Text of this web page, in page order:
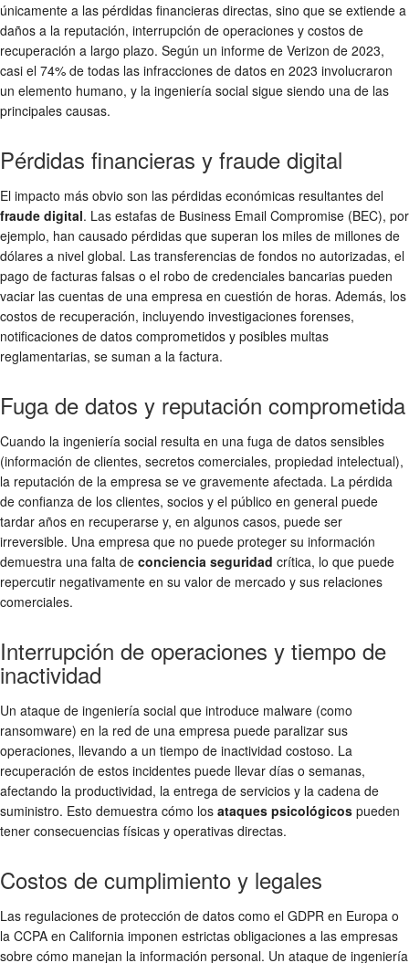
únicamente a las pérdidas financieras directas, sino que se extiende a
daños a la reputación, interrupción de operaciones y costos de
recuperación a largo plazo. Según un informe de Verizon de 2023,
casi el 74% de todas las infracciones de datos en 2023 involucraron
un elemento humano, y la ingeniería social sigue siendo una de las
principales causas.
Pérdidas financieras y fraude digital
El impacto más obvio son las pérdidas económicas resultantes del
fraude digital. Las estafas de Business Email Compromise (BEC), por
ejemplo, han causado pérdidas que superan los miles de millones de
dólares a nivel global. Las transferencias de fondos no autorizadas, el
pago de facturas falsas o el robo de credenciales bancarias pueden
vaciar las cuentas de una empresa en cuestión de horas. Además, los
costos de recuperación, incluyendo investigaciones forenses,
notificaciones de datos comprometidos y posibles multas
reglamentarias, se suman a la factura.
Fuga de datos y reputación comprometida
Cuando la ingeniería social resulta en una fuga de datos sensibles
(información de clientes, secretos comerciales, propiedad intelectual),
la reputación de la empresa se ve gravemente afectada. La pérdida
de confianza de los clientes, socios y el público en general puede
tardar años en recuperarse y, en algunos casos, puede ser
irreversible. Una empresa que no puede proteger su información
demuestra una falta de conciencia seguridad crítica, lo que puede
repercutir negativamente en su valor de mercado y sus relaciones
comerciales.
Interrupción de operaciones y tiempo de
inactividad
Un ataque de ingeniería social que introduce malware (como
ransomware) en la red de una empresa puede paralizar sus
operaciones, llevando a un tiempo de inactividad costoso. La
recuperación de estos incidentes puede llevar días o semanas,
afectando la productividad, la entrega de servicios y la cadena de
suministro. Esto demuestra cómo los ataques psicológicos pueden
tener consecuencias físicas y operativas directas.
Costos de cumplimiento y legales
Las regulaciones de protección de datos como el GDPR en Europa o
la CCPA en California imponen estrictas obligaciones a las empresas
sobre cómo manejan la información personal. Un ataque de ingeniería